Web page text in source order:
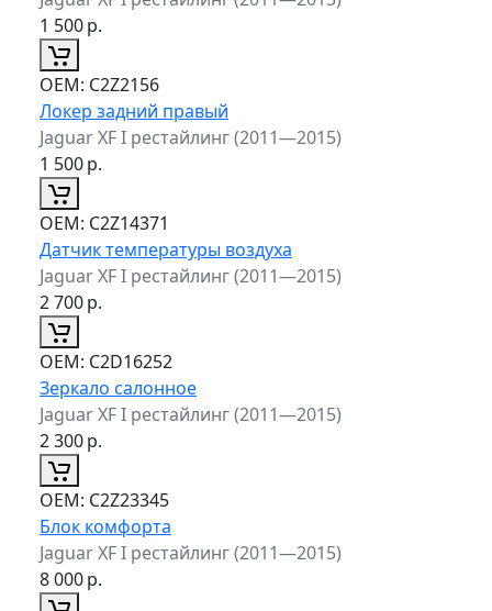
1 500р.
ОЕМ: C2Z2156
Локер задний правый
Jaguar XF I рестайлинг (2011—2015)
1 500р.
ОЕМ: C2Z14371
Датчик температуры воздуха
Jaguar XF I рестайлинг (2011—2015)
2 700р.
ОЕМ: C2D16252
Зеркало салонное
Jaguar XF I рестайлинг (2011—2015)
2 300р.
ОЕМ: C2Z23345
Блок комфорта
Jaguar XF I рестайлинг (2011—2015)
8 000р.